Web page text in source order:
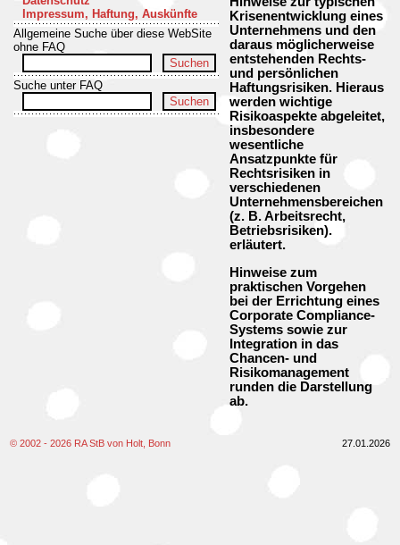
Impressum, Haftung, Auskünfte
Allgemeine Suche über diese WebSite
ohne FAQ
Suche unter FAQ
Krisenentwicklung eines
Unternehmens und den
daraus möglicherweise
entstehenden Rechts-
und persönlichen
Haftungsrisiken. Hieraus
werden wichtige
Risikoaspekte abgeleitet,
insbesondere
wesentliche
Ansatzpunkte für
Rechtsrisiken in
verschiedenen
Unternehmensbereichen
(z. B. Arbeitsrecht,
Betriebsrisiken).
erläutert.
Hinweise zum
praktischen Vorgehen
bei der Errichtung eines
Corporate Compliance-
Systems sowie zur
Integration in das
Chancen- und
Risikomanagement
runden die Darstellung
ab.
© 2002 - 2026 RA StB von Holt, Bonn 27.01.2026